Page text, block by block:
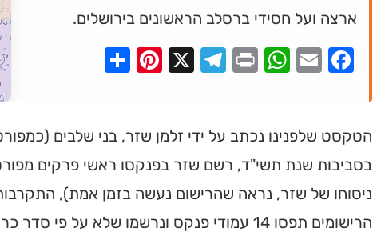
ארצה ועל חסידי ברסלב הראשונים בירושלים.
Facebook
Email
WhatsApp
Print
Telegram
X
Pinterest
הטקסט שלפנינו נכתב על ידי זלמן שזר, בני שלבים
בסביבות שנת תשי"ד, רשם שזר בפנקסו ראשי פרקים
ניסוחו של שזר, נראה שהרישום נעשה בזמן אמת),
הרישומים תפסו 14 עמודי פנקס ונרשמו שלא על